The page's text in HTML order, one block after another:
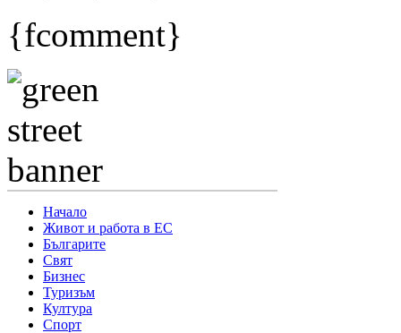
{fcomment}
Начало
Живот и работа в ЕС
Българите
Свят
Бизнес
Туризъм
Култура
Спорт